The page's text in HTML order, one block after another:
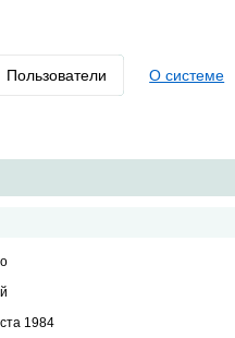
Пользователи О системе
1984